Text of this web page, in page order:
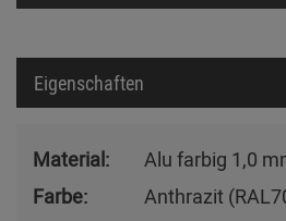
Eigenschaften
Material:
Alu farbig 1,0
Farbe:
Anthrazit